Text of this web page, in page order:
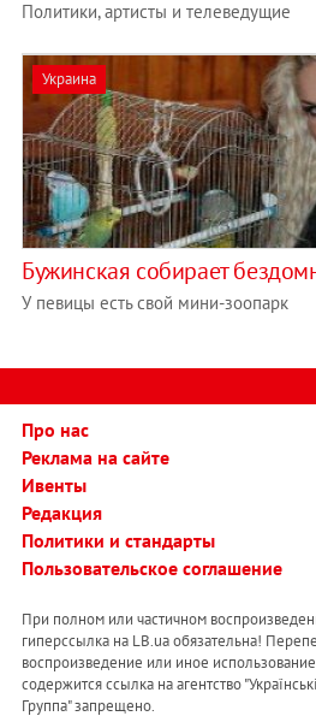
Политики, артисты и телеведущие
Украина
Бужинская собирает
У певицы есть свой мини-зоопарк
Про нас
Реклама на сайте
Ивенты
Редакция
Политики и стандарты
Пользовательское соглашение
При полном или частичном
гиперссылка на LB.ua обязательна!
воспроизведение или иное
содержится ссылка на агентство
Группа" запрещено.